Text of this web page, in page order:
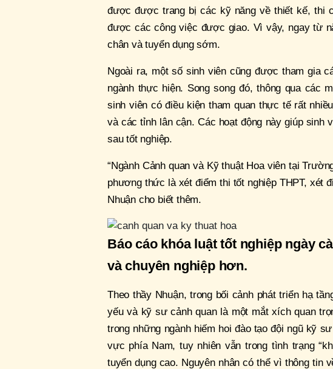
được được trang bị các kỹ năng về thiết kế, thi
được các công việc được giao. Vì vậy, ngay từ
chân và tuyển dụng sớm.
Ngoài ra, một số sinh viên cũng được tham gia
ngành thực hiện. Song song đó, thông qua các
sinh viên có điều kiện tham quan thực tế rất
và các tỉnh lân cận. Các hoạt động này giúp
sau tốt nghiệp.
“Ngành Cảnh quan và Kỹ thuật Hoa viên tại
phương thức là xét điểm thi tốt nghiệp THPT, xét
Nhuận cho biết thêm.
Báo cáo khóa luật tốt nghiệp ngày
và chuyên nghiệp hơn.
Theo thầy Nhuận, trong bối cảnh phát triển hạ
yếu và kỹ sư cảnh quan là một mắt xích quan
trong những ngành hiếm hoi đào tạo đội ngũ kỹ
vực phía Nam, tuy nhiên vẫn trong tình trạng
tuyển dụng cao. Nguyên nhân có thể vì thông tin